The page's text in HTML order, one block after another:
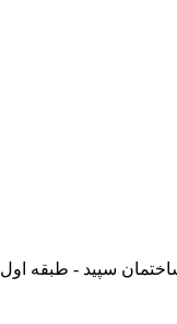
سپید - طبقه اول